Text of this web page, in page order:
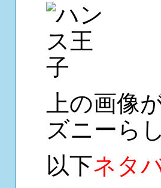
上の画像
ズニーら
以下ネタ